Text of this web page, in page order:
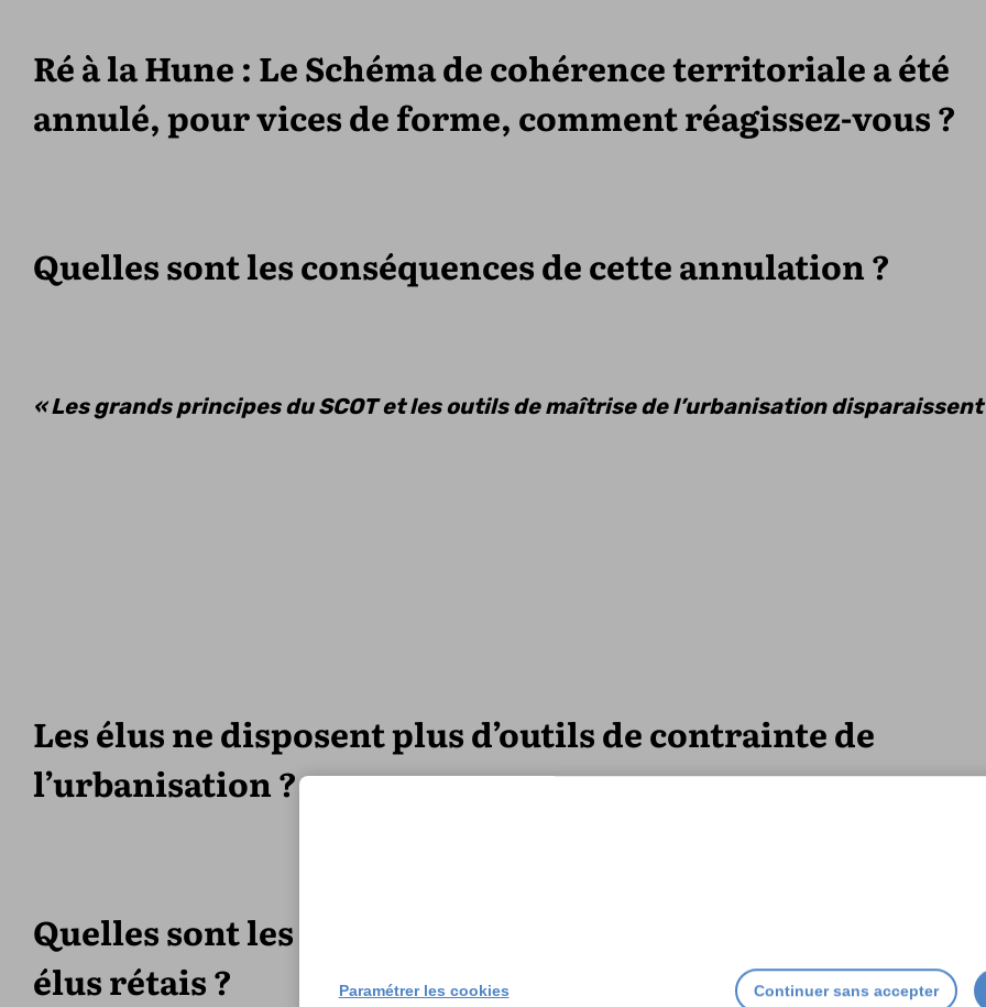
Ré à la Hune : Le Schéma de cohérence territoriale a été
annulé, pour vices de forme, comment réagissez-vous ?
Quelles sont les conséquences de cette annulation ?
« Les grands principes du SCOT et les outils de maîtrise de l’urbanisation disparaissent
Les élus ne disposent plus d’outils de contrainte de
l’urbanisation ?
Quelles sont les possibilités qui s’offrent désormais aux
élus rétais ?
Continuer sans accepter
Paramétrer les cookies